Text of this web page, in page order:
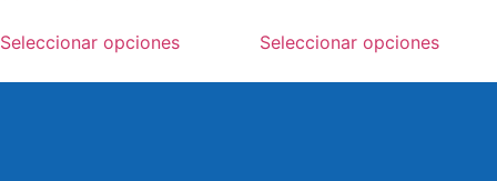
Seleccionar opciones Seleccionar opciones